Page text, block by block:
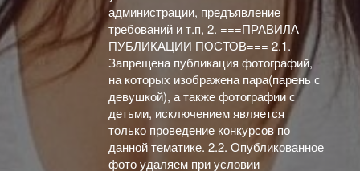
администрации, предъявление
требований и т.п, 2. ===ПРАВИЛА
ПУБЛИКАЦИИ ПОСТОВ=== 2.1.
Запрещена публикация фотографий,
на которых изображена пара(парень с
девушкой), а также фотографии с
детьми, исключением является
только проведение конкурсов по
данной тематике. 2.2. Опубликованное
фото удаляем при условии